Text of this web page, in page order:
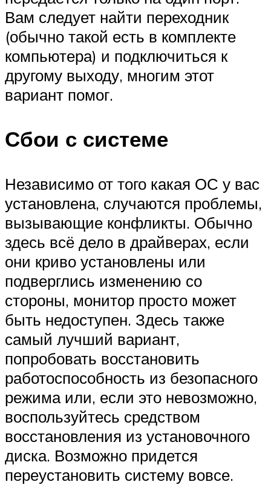
Вам следует найти переходник
(обычно такой есть в комплекте
компьютера) и подключиться к
другому выходу, многим этот
вариант помог.
Сбои с системе
Независимо от того какая ОС у вас
установлена, случаются проблемы,
вызывающие конфликты. Обычно
здесь всё дело в драйверах, если
они криво установлены или
подверглись изменению со
стороны, монитор просто может
быть недоступен. Здесь также
самый лучший вариант,
попробовать восстановить
работоспособность из безопасного
режима или, если это невозможно,
воспользуйтесь средством
восстановления из установочного
диска. Возможно придется
переустановить систему вовсе.